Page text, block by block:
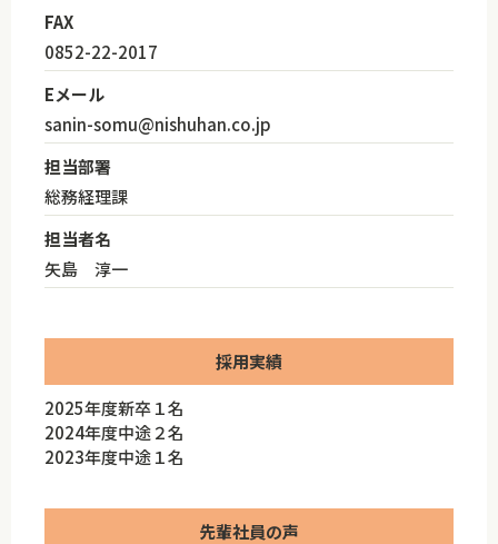
FAX
0852-22-2017
Eメール
sanin-somu@nishuhan.co.jp
担当部署
総務経理課
担当者名
矢島 淳一
採用実績
2025年度新卒１名
2024年度中途２名
2023年度中途１名
先輩社員の声